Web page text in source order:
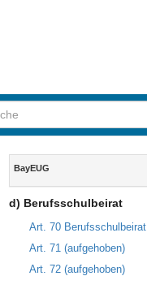
Inhalt
BayEUG
d) Berufsschulbeirat
Art. 70 Berufsschulbeirat
Art. 71 (aufgehoben)
Art. 72 (aufgehoben)